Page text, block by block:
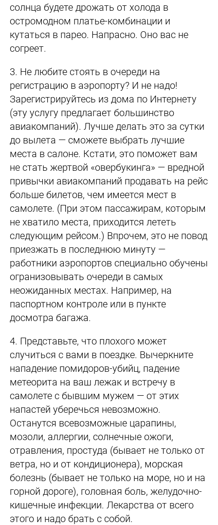
солнца будете дрожать от холода в
остромодном платье-комбинации и
кутаться в парео. Напрасно. Оно вас не
согреет.
3. Не любите стоять в очереди на
регистрацию в аэропорту? И не надо!
Зарегистрируйтесь из дома по Интернету
(эту услугу предлагает большинство
авиакомпаний). Лучше делать это за сутки
до вылета — сможете выбрать лучшие
места в салоне. Кстати, это поможет вам
не стать жертвой «овербукинга» — вредной
привычки авиакомпаний продавать на рейс
больше билетов, чем имеется мест в
самолете. (При этом пассажирам, которым
не хватило места, приходится лететь
следующим рейсом.) Впрочем, это не повод
приезжать в последнюю минуту —
работники аэропортов специально обучены
огранизовывать очереди в самых
неожиданных местах. Например, на
паспортном контроле или в пункте
досмотра багажа.
4. Представьте, что плохого может
случиться с вами в поездке. Вычеркните
нападение помидоров-убийц, падение
метеорита на ваш лежак и встречу в
самолете с бывшим мужем — от этих
напастей уберечься невозможно.
Останутся всевозможные царапины,
мозоли, аллергии, солнечные ожоги,
отравления, простуда (бывает не только от
ветра, но и от кондиционера), морская
болезнь (бывает не только на море, но и на
горной дороге), головная боль, желудочно-
кишечные инфекции. Лекарства от всего
этого и надо брать с собой.